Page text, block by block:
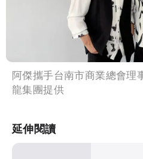
阿傑攜手台南市商業總會理
龍集團提供
延伸閱讀